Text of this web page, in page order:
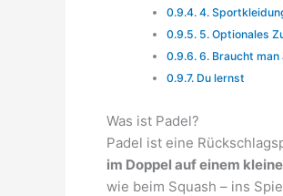
4.
5. Optionales
6. Braucht man
Du lernst
Was ist Padel?
Padel ist eine
im Doppel auf einem
wie beim Squash – ins